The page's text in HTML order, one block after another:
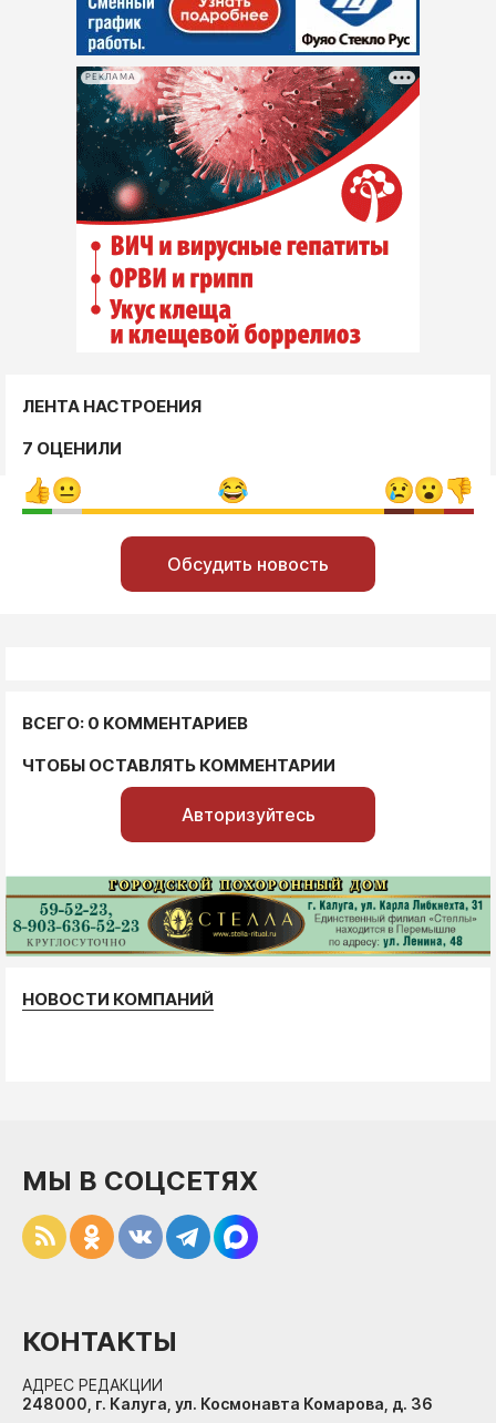
РЕКЛАМА
ЛЕНТА НАСТРОЕНИЯ
7 ОЦЕНИЛИ
Обсудить новость
ВСЕГО: 0 КОММЕНТАРИЕВ
ЧТОБЫ ОСТАВЛЯТЬ КОММЕНТАРИИ
Авторизуйтесь
НОВОСТИ КОМПАНИЙ
МЫ В СОЦСЕТЯХ
КОНТАКТЫ
АДРЕС РЕДАКЦИИ
248000, г. Калуга, ул. Космонавта Комарова, д. 36